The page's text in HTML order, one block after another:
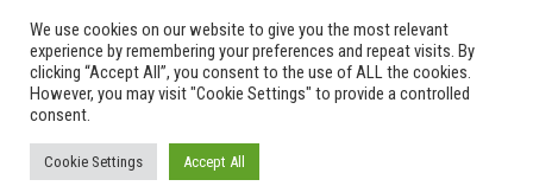
We use cookies on our website to give you the most relevant
experience by remembering your preferences and repeat visits. By
clicking “Accept All”, you consent to the use of ALL the cookies.
However, you may visit "Cookie Settings" to provide a controlled
consent.
Cookie Settings Accept All